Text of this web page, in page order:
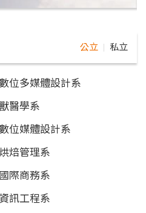
公立 私立
位多媒體設計系
醫學系
位媒體設計系
焙管理系
際商務系
訊工程系